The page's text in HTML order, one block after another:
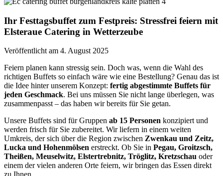
Ihr Festtagsbuffet zum Festpreis: Stressfrei feiern mit
Elsteraue Catering in Wetterzeube
Veröffentlicht am 4. August 2025
Feiern planen kann stressig sein. Doch was, wenn die Wahl des
richtigen Buffets so einfach wäre wie eine Bestellung? Genau das ist
die Idee hinter unserem Konzept: fertig abgestimmte Buffets für
jeden Geschmack. Bei uns müssen Sie nicht lange überlegen, was
zusammenpasst – das haben wir bereits für Sie getan.
Unsere Buffets sind für Gruppen ab 15 Personen konzipiert und
werden frisch für Sie zubereitet. Wir liefern in einem weiten
Umkreis, der sich über die Region zwischen Zwenkau und Zeitz,
Lucka und Hohenmölsen erstreckt. Ob Sie in Pegau, Groitzsch,
Theißen, Meuselwitz, Elstertrebnitz, Tröglitz, Kretzschau oder
einem der vielen anderen Orte feiern, wir bringen das Essen direkt